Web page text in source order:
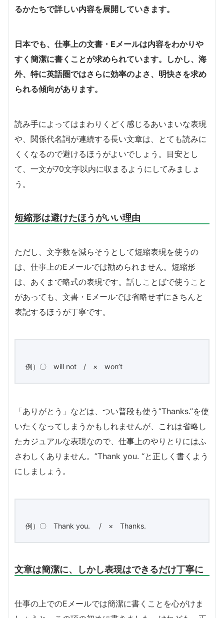
るかたちで詳しい内容を展開していきます。
日本でも、仕事上の文書・Eメールは内容をわかりや
すく簡潔に書くことが求められています。しかし、海
外、特に英語圏ではさらに効率のよさ、明快さを求め
られる傾向があります。
読み手によってはまわりくどく感じるあいまいな表現
や、関係代名詞が連続する長い文章は、とても読みに
くくなるので避けるほうがよいでしょう。目安とし
て、一文が70文字以内に収まるようにしてみましょ
う。
短縮形は避けたほうがいい理由
ただし、文字数を減らそうとして短縮表現を使うの
は、仕事上のEメールでは勧められません。短縮形
は、あくまで略式の表現です。話しことばで使うこと
があっても、文書・Eメールでは省略せずにきちんと
表記するほうが丁寧です。
例）〇 will not / × won’t
「ありがとう」などは、つい普段も使う”Thanks.”を使
いたくなってしまうかもしれませんが、これは省略し
たカジュアルな表現なので、仕事上のやりとりにはふ
さわしくありません。”Thank you. “と正しく書くよう
にしましょう。
例）〇 Thank you. / × Thanks.
文章は簡潔に、しかし表現はできるだけ丁寧に
仕事の上でのEメールでは簡潔に書くことを心がけま